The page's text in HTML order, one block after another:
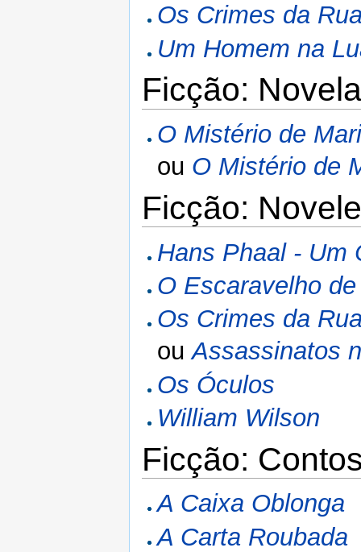
Os Crimes da
Um Homem na
Ficção: Novela
O Mistério de
ou O Mistério de
Ficção:
Hans Phaal - Um
O Escaravelho
Os Crimes da
ouAssassinatos
Os Óculos
William Wilson
Ficção:
A Caixa Oblonga
A Carta Roubada